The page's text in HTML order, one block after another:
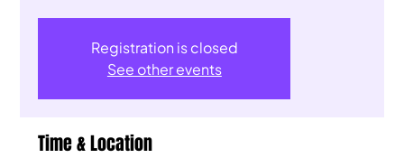
Registration is closed
See other events
Time & Location